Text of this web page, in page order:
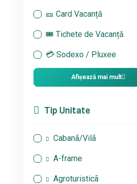
🎫 Card Vacanță
🎟 Tichete de Vacanță
💳 Sodexo / Pluxee
Afișează mai mult
Tip Unitate
Cabanã/Vilã
A-frame
Agroturisticã